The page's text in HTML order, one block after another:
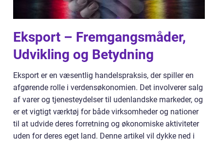
Eksport – Fremgangsmåder,
Udvikling og Betydning
Eksport er en væsentlig handelspraksis, der spiller en
afgørende rolle i verdensøkonomien. Det involverer salg
af varer og tjenesteydelser til udenlandske markeder, og
er et vigtigt værktøj for både virksomheder og nationer
til at udvide deres forretning og økonomiske aktiviteter
uden for deres eget land. Denne artikel vil dykke ned i